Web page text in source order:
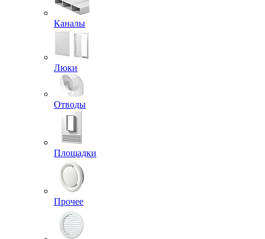
Каналы
Люки
Отводы
Площадки
Прочее